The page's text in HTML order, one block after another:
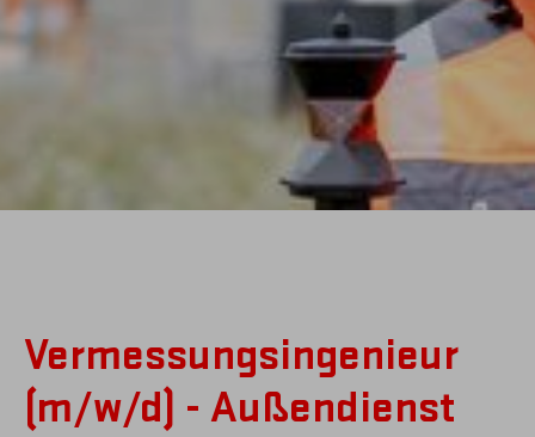
Vermessungsingenieur
(m/w/d) - Außendienst